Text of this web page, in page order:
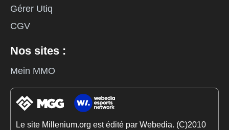
Gérer Utiq
CGV
Nos sites :
Mein MMO
Le site Millenium.org est édité par Webedia. (C)2010